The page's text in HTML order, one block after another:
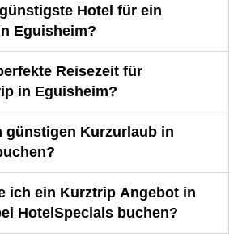
Hotel für ein
Eguisheim?
Reisezeit für
in Eguisheim?
günstigen Kurzurlaub in
ich ein Kurztrip Angebot in
HotelSpecials buchen?